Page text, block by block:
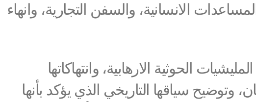
الانسانية، والسفن التجارية، وانهاء
الحوثية الارهابية، وانتهاكاتها
وتوضيح سياقها التاريخي الذي يؤكد بأنها